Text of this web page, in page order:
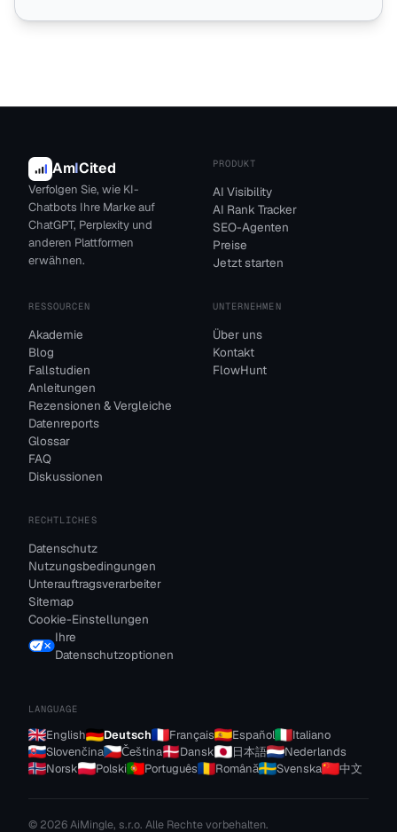
AmICited
Verfolgen Sie, wie KI-
Chatbots Ihre Marke auf
ChatGPT, Perplexity und
anderen Plattformen
erwähnen.
PRODUKT
AI Visibility
AI Rank Tracker
SEO-Agenten
Preise
Jetzt starten
RESSOURCEN
Akademie
Blog
Fallstudien
Anleitungen
Rezensionen & Vergleiche
Datenreports
Glossar
FAQ
Diskussionen
UNTERNEHMEN
Über uns
Kontakt
FlowHunt
RECHTLICHES
Datenschutz
Nutzungsbedingungen
Unterauftragsverarbeiter
Sitemap
Cookie-Einstellungen
Ihre
Datenschutzoptionen
LANGUAGE
English Deutsch Français Español
Italiano
Slovenčina
Čeština Dansk 日本語
Nederlands
Norsk
Polski Português Română Svenska 中文
© 2026 AiMingle, s.r.o. Alle Rechte vorbehalten.